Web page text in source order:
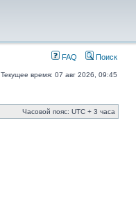
FAQ Поиск
Текущее время: 07 авг 2026, 09:45
Часовой пояс: UTC + 3 часа